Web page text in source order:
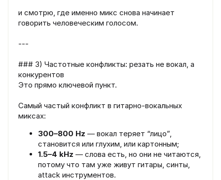
и смотрю, где именно микс снова начинает
говорить человеческим голосом.
---
### 3) Частотные конфликты: резать не вокал, а
конкурентов
Это прямо ключевой пункт.
Самый частый конфликт в гитарно-вокальных
миксах:
300–800 Hz — вокал теряет “лицо”,
становится или глухим, или картонным;
1.5–4 kHz — слова есть, но они не читаются,
потому что там уже живут гитары, синты,
attack инструментов.